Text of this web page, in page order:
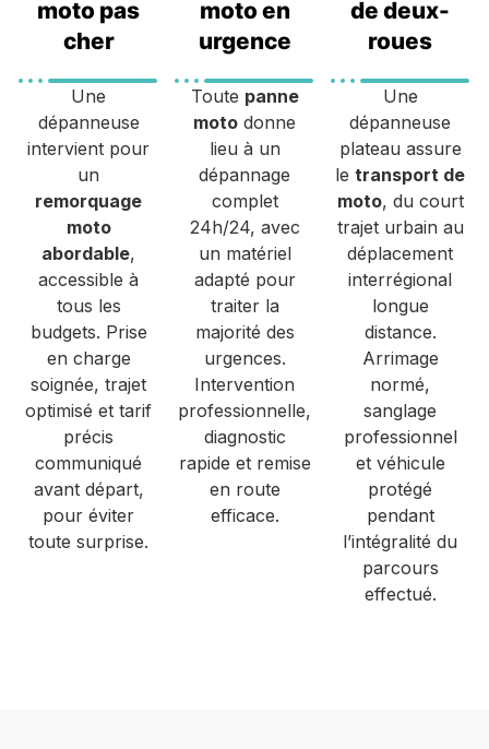
moto pas
cher
Une
dépanneuse
intervient pour
un
remorquage
moto
abordable,
accessible à
tous les
budgets. Prise
en charge
soignée, trajet
optimisé et tarif
précis
communiqué
avant départ,
pour éviter
toute surprise.
moto en
urgence
Toute panne
moto donne
lieu à un
dépannage
complet
24h/24, avec
un matériel
adapté pour
traiter la
majorité des
urgences.
Intervention
professionnelle,
diagnostic
rapide et remise
en route
efficace.
de deux-
roues
Une
dépanneuse
plateau assure
letransport de
moto, du court
trajet urbain au
déplacement
interrégional
longue
distance.
Arrimage
normé,
sanglage
professionnel
et véhicule
protégé
pendant
l’intégralité du
parcours
effectué.